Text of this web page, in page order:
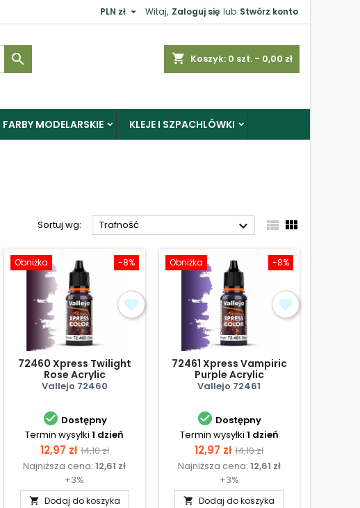
Witaj, Zaloguj się lub Stwórz konto
PLN zł 
shopping_cart Koszyk: 0 szt. - 0,00 zł

FARBY MODELARSKIE KLEJE I SZPACHLÓWKI
Sortuj wg: Trafność   
-8%
Obniżka
72460 Xpress Twilight
Rose Acrylic
Vallejo 72460
 Dostępny
Termin wysyłki 1 dzień
Cena
12,97 zł Cena
podstawowa
14,10 zł
Najniższa cena:12,61 zł
+3%
 Dodaj do koszyka
-8%
Obniżka
72461 Xpress Vampiric
Purple Acrylic
Vallejo 72461
 Dostępny
Termin wysyłki 1 dzień
Cena
12,97 zł Cena
podstawowa
14,10 zł
Najniższa cena: 12,61 zł
+3%
 Dodaj do koszyka
Zaloguj